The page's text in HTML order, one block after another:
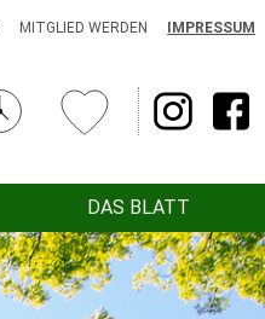
DAS BLATT
MITGLIED WERDEN IMPRESSUM